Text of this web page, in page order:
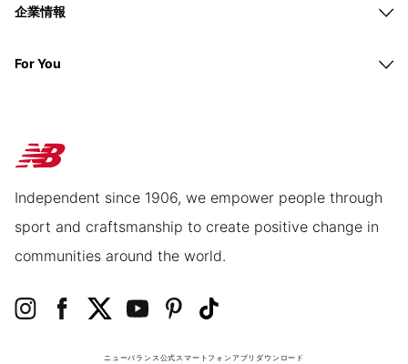
企業情報
For You
Independent since 1906, we empower people through
sport and craftsmanship to create positive change in
communities around the world.
ニューバランス公式スマートフォンアプリ ダウンロード